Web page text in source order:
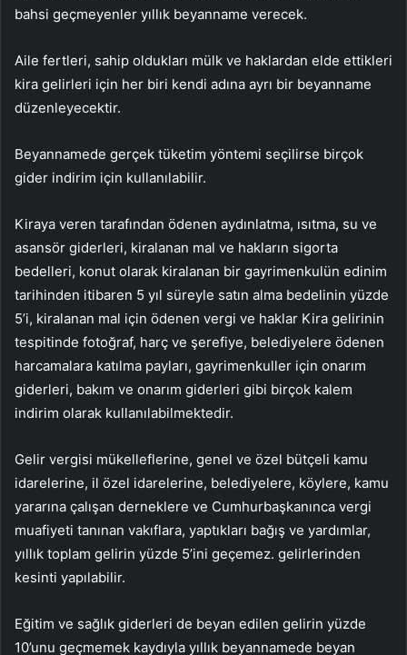
bahsi geçmeyenler yıllık beyanname verecek.
Aile fertleri, sahip oldukları mülk ve haklardan elde ettikleri
kira gelirleri için her biri kendi adına ayrı bir beyanname
düzenleyecektir.
Beyannamede gerçek tüketim yöntemi seçilirse birçok
gider indirim için kullanılabilir.
Kiraya veren tarafından ödenen aydınlatma, ısıtma, su ve
asansör giderleri, kiralanan mal ve hakların sigorta
bedelleri, konut olarak kiralanan bir gayrimenkulün edinim
tarihinden itibaren 5 yıl süreyle satın alma bedelinin yüzde
5’i, kiralanan mal için ödenen vergi ve haklar Kira gelirinin
tespitinde fotoğraf, harç ve şerefiye, belediyelere ödenen
harcamalara katılma payları, gayrimenkuller için onarım
giderleri, bakım ve onarım giderleri gibi birçok kalem
indirim olarak kullanılabilmektedir.
Gelir vergisi mükelleflerine, genel ve özel bütçeli kamu
idarelerine, il özel idarelerine, belediyelere, köylere, kamu
yararına çalışan derneklere ve Cumhurbaşkanınca vergi
muafiyeti tanınan vakıflara, yaptıkları bağış ve yardımlar,
yıllık toplam gelirin yüzde 5’ini geçemez. gelirlerinden
kesinti yapılabilir.
Eğitim ve sağlık giderleri de beyan edilen gelirin yüzde
10’unu geçmemek kaydıyla yıllık beyannamede beyan